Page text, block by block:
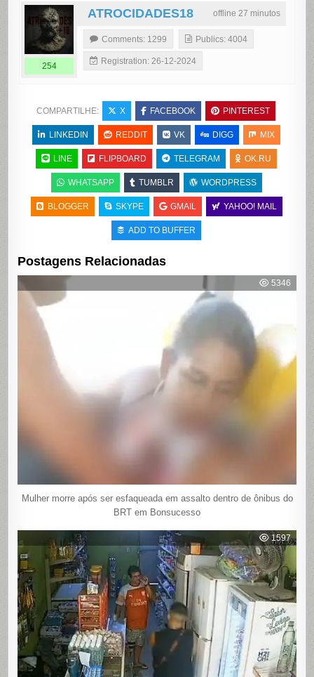
offline 27 minutos
ATROCIDADES18
254
Comments: 1299 Publics: 4004
Registration: 26-12-2024
COMPARTILHE: X FACEBOOK PINTEREST
LINKEDIN REDDIT VK DIGG MIX
LINE FLIPBOARD TELEGRAM OK.RU
WHATSAPP TUMBLR WORDPRESS
BLOGGER SKYPE GMAIL YAHOO! MAIL
ADD TO BUFFER
Postagens Relacionadas
5346
Mulher morre após ser esfaqueada em assalto dentro de ônibus do
BRT em Bonsucesso
1597